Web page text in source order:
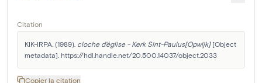
Citation
KIK-IRPA. (1989). cloche d'église - Kerk Sint-Paulus[Opwijk] [Object
metadata]. https://hdl.handle.net/20.500.14037/object.2033
Copier la citation